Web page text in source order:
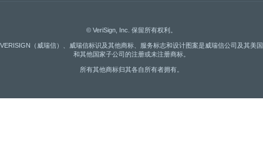
© VeriSign, Inc. 保留所有权利。
VERISIGN（威瑞信）、威瑞信标识及其他商标、服务标志和设计图案是威瑞信公司及其美国
和其他国家子公司的注册或未注册商标。
所有其他商标归其各自所有者拥有。